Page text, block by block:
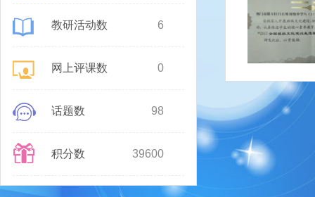
教研活动数 6
网上评课数 0
话题数 98
积分数 39600